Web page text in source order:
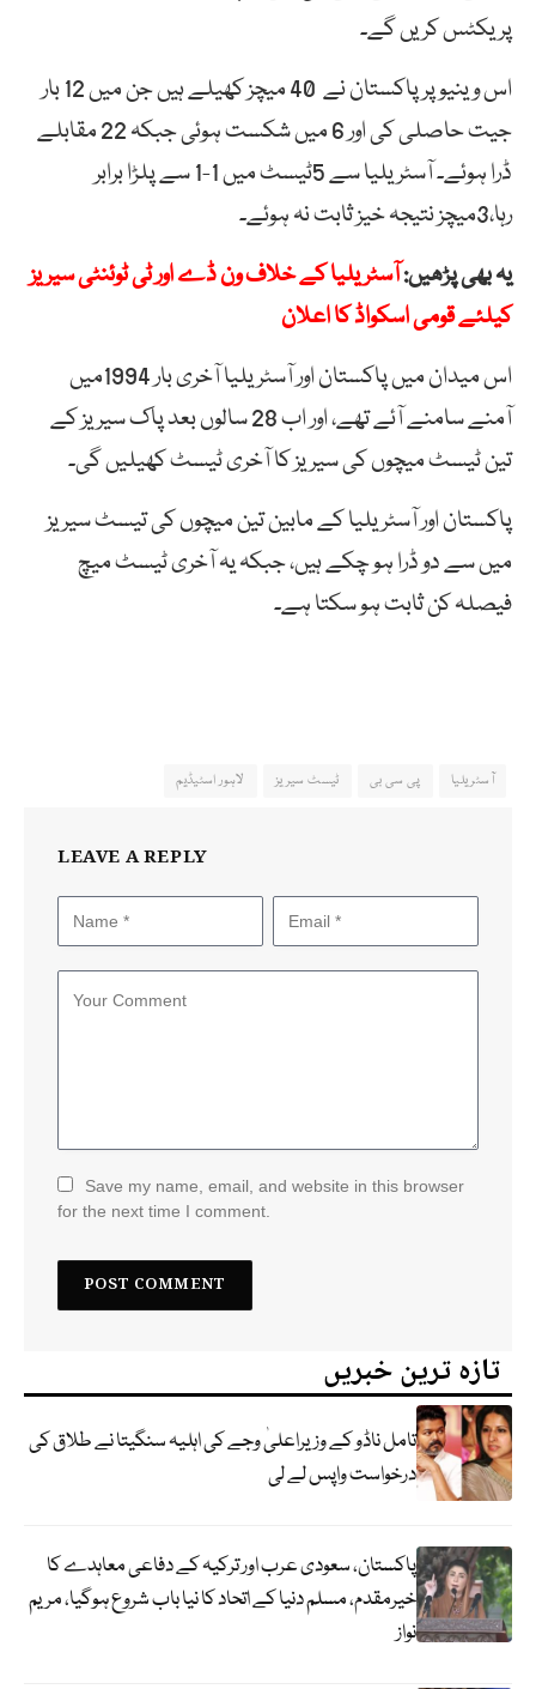
پریکٹس کریں گے۔
اس وینیو پر پاکستان نے 40 میچز کھیلے ہیں جن میں 12 بار
جیت حاصلی کی اور 6 میں شکست ہوئی جبکہ 22 مقابلے
ڈرا ہوئے۔ آسٹریلیا سے 5ٹیسٹ میں 1-1 سے پلڑا برابر
رہا،3میچز نتیجہ خیز ثابت نہ ہوئے۔
یہ بھی پڑھیں:آسٹریلیا کے خلاف ون ڈے اور ٹی ٹوئنٹی سیریز
کیلئے قومی اسکواڈ کا اعلان
اس میدان میں پاکستان اور آسٹریلیا آخری بار 1994میں
آمنے سامنے آئے تھے، اور اب 28 سالوں بعد پاک سیریز کے
تین ٹیسٹ میچوں کی سیریز کا آخری ٹیسٹ کھیلیں گی۔
پاکستان اور آسٹریلیا کے مابین تین میچوں کی تیسٹ سیریز
میں سے دو ڈرا ہو چکے ہیں، جبکہ یہ آخری ٹیسٹ میچ
فیصلہ کن ثابت ہو سکتا ہے۔
آسٹریلیا پی سی بی ٹیسٹ سیریز لاہور اسٹیڈیم
LEAVE A REPLY
Save my name, email, and website in this browser
for the next time I comment.
تازہ ترین خبریں
تامل ناڈو کے وزیراعلیٰ وجے کی اہلیہ سنگیتا نے طلاق کی
درخواست واپس لے لی
پاکستان، سعودی عرب اور ترکیہ کے دفاعی معاہدے کا
خیرمقدم، مسلم دنیا کے اتحاد کا نیا باب شروع ہوگیا، مریم
نواز